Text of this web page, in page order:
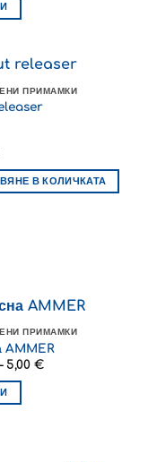
ПРИМАМКИ
В КОЛИЧКАТА
ПРИМАМКИ
AMMER
5,00 €Price